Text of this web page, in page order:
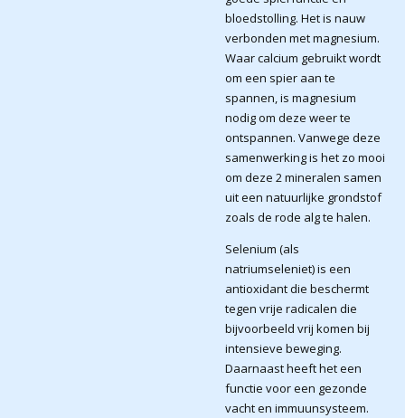
bloedstolling. Het is nauw
verbonden met magnesium.
Waar calcium gebruikt wordt
om een spier aan te
spannen, is magnesium
nodig om deze weer te
ontspannen. Vanwege deze
samenwerking is het zo mooi
om deze 2 mineralen samen
uit een natuurlijke grondstof
zoals de rode alg te halen.
Selenium (als
natriumseleniet) is een
antioxidant die beschermt
tegen vrije radicalen die
bijvoorbeeld vrij komen bij
intensieve beweging.
Daarnaast heeft het een
functie voor een gezonde
vacht en immuunsysteem.